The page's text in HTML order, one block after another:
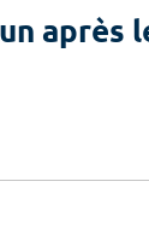
après